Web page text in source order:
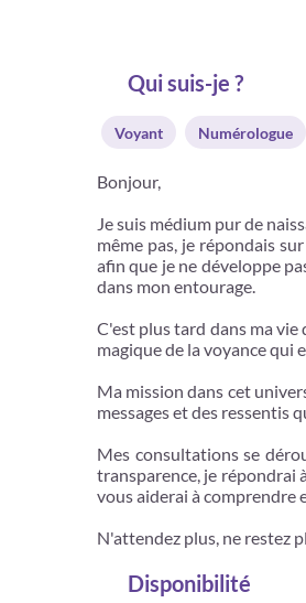
Qui suis-je ?
Voyant Numérologue
Bonjour,
Je suis médium pur de
même pas, je répondais
afin que je ne développe
dans mon entourage.
C'est plus tard dans ma vie
magique de la voyance qui
Ma mission dans cet
messages et des ressentis
Mes consultations se
transparence, je répondrai
vous aiderai à comprendre
N'attendez plus, ne restez
Disponibilité